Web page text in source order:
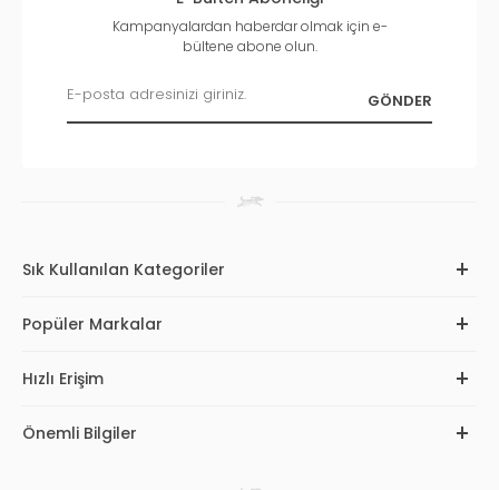
Kampanyalardan haberdar olmak için e-
bültene abone olun.
Sık Kullanılan Kategoriler
Popüler Markalar
Hızlı Erişim
Önemli Bilgiler